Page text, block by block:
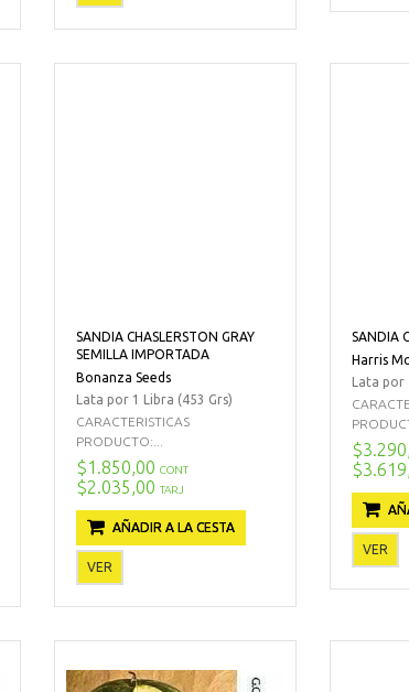
SANDIA CHASLERSTON GRAY
SEMILLA IMPORTADA
Bonanza Seeds
Lata por 1 Libra (453 Grs)
CARACTERISTICAS
PRODUCTO:...
$1.850,00 CONT
$2.035,00 TARJ
AÑADIR A LA CESTA
VER
SANDIA
Harris
Lata por
VER